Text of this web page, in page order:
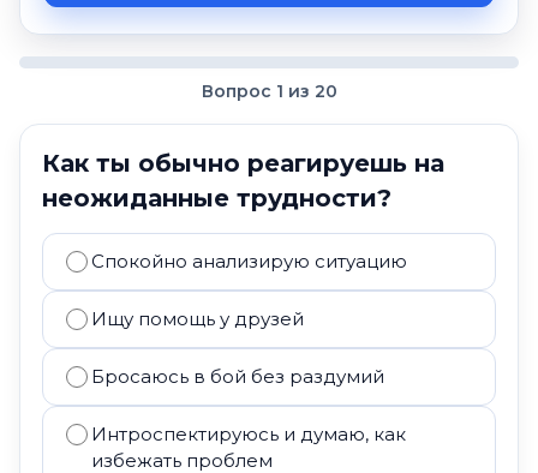
Вопрос 1 из 20
Как ты обычно реагируешь на
неожиданные трудности?
Спокойно анализирую ситуацию
Ищу помощь у друзей
Бросаюсь в бой без раздумий
Интроспектируюсь и думаю, как
избежать проблем